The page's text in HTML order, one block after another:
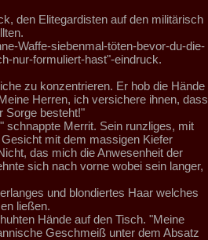
den Elitegardisten auf den militärisch
Waffe-siebenmal-töten-bevor-du-die-
nur-formuliert-hast"-eindruck.
zu konzentrieren. Er hob die Hände
Herren, ich versichere ihnen, dass
Sorge besteht!"
schnappte Merrit. Sein runzliges, mit
mit dem massigen Kiefer
das mich die Anwesenheit der
sich nach vorne wobei sein langer,
und blondiertes Haar welches
ließen.
Hände auf den Tisch. "Meine
Geschmeiß unter dem Absatz